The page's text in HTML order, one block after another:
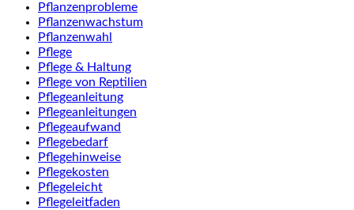
Pflanzenprobleme
Pflanzenwachstum
Pflanzenwahl
Pflege
Pflege & Haltung
Pflege von Reptilien
Pflegeanleitung
Pflegeanleitungen
Pflegeaufwand
Pflegebedarf
Pflegehinweise
Pflegekosten
Pflegeleicht
Pflegeleitfaden